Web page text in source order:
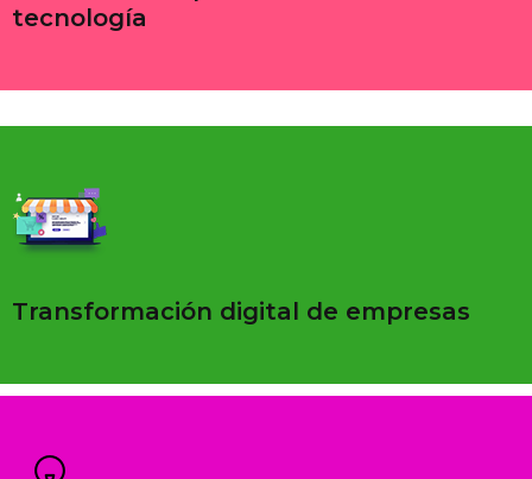
tecnología
Transformación digital de empresas